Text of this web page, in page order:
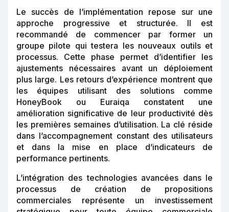
Le succès de l’implémentation repose sur une
approche progressive et structurée. Il est
recommandé de commencer par former un
groupe pilote qui testera les nouveaux outils et
processus. Cette phase permet d’identifier les
ajustements nécessaires avant un déploiement
plus large. Les retours d’expérience montrent que
les équipes utilisant des solutions comme
HoneyBook ou Euraiqa constatent une
amélioration significative de leur productivité dès
les premières semaines d’utilisation. La clé réside
dans l’accompagnement constant des utilisateurs
et dans la mise en place d’indicateurs de
performance pertinents.
L’intégration des technologies avancées dans le
processus de création de propositions
commerciales représente un investissement